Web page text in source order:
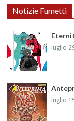
Notizie Fumetti
luglio
luglio